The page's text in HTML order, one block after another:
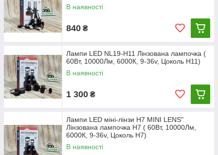
В наявності
840 ₴
Лампи LED NL19-H11 Лінзована лампочка (
60Вт, 10000Лм, 6000К, 9-36v, Цоколь H11)
В наявності
1 300 ₴
Лампи LED міні-лінзи Н7 MINI LENS"
Лінзована лампочка Н7 ( 60Вт, 10000Лм,
6000К, 9-36v, Цоколь H7)
В наявності